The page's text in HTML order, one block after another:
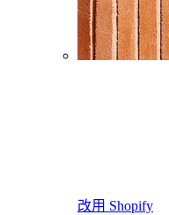
改用 Shopify